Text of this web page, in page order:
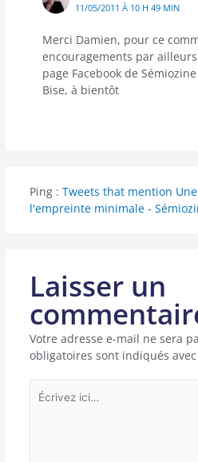
11/05/2011 À 10 H 49 MIN
Merci Damien, pour ce
encouragements par
page Facebook de Sémiozine
Bise, à bientôt
Ping : Tweets that mention
l'empreinte minimale -
Laisser un
Votre adresse e-mail ne sera
obligatoires sont indiqués avec
Écrivez
ici…